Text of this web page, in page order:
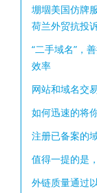
堋堌美国仿牌
荷兰外贸抗投
“二手域名”，
效率
网站和域名交
如何迅速的将
注册已备案的
值得一提的是
外链质量通过